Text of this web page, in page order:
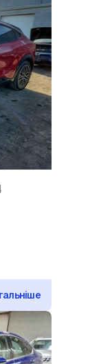
Зверніться
допоможемо